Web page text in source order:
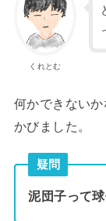
くれとむ
何かできない
かびました。
疑問
泥団子って